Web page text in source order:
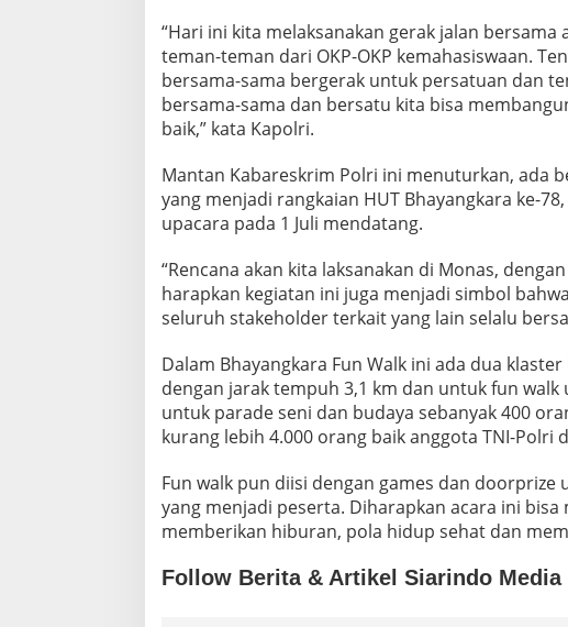
N
G
K
A
R
U
N
W
A
K
0
2
“Hari ini kita melaksanakan gerak jalan
teman-teman dari OKP-OKP kemahasiswaan.
bersama-sama bergerak untuk persatuan dan
bersama-sama dan bersatu kita bisa
baik,” kata Kapolri.
Mantan Kabareskrim Polri ini menuturkan, ada
yang menjadi rangkaian HUT Bhayangkara ke-
upacara pada 1 Juli mendatang.
“Rencana akan kita laksanakan di Monas,
harapkan kegiatan ini juga menjadi simbol
seluruh stakeholder terkait yang lain selalu
Dalam Bhayangkara Fun Walk ini ada dua
dengan jarak tempuh 3,1 km dan untuk fun
untuk parade seni dan budaya sebanyak 400
kurang lebih 4.000 orang baik anggota TNI-Polri
Fun walk pun diisi dengan games dan
yang menjadi peserta. Diharapkan acara ini
memberikan hiburan, pola hidup sehat dan
Follow Berita & Artikel Siarindo Media